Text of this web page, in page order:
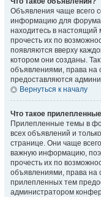
Объявления чаще всего
информацию для
находитесь в
прочесть их по
появляются вверху
котором они созданы.
объявлениями, права на
предоставляются
Вернуться к началу
Что такое
Прилепленные темы в
всех объявлений и
странице. Они чаще
важную информацию,
прочесть их по
объявлениями, права на
прилепленных тем
администратором